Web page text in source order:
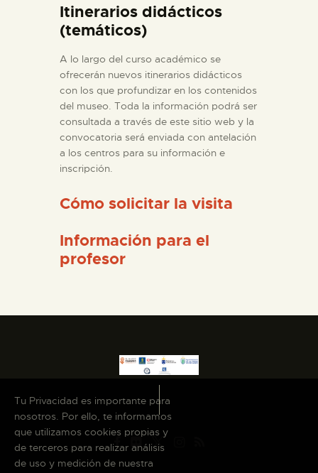
Itinerarios didácticos
(temáticos)
A lo largo del curso académico se
ofrecerán nuevos itinerarios didácticos
con los que profundizar en los contenidos
del museo. Toda la información podrá ser
consultada a través de este sitio web y la
convocatoria será enviada con antelación
a los centros para su información e
inscripción.
Cómo solicitar la visita
Información para el
profesor
Tu Privacidad es importante para
nosotros. Por ello, te informamos
que utilizamos cookies propias y
de terceros para realizar análisis
de uso y medición de nuestra